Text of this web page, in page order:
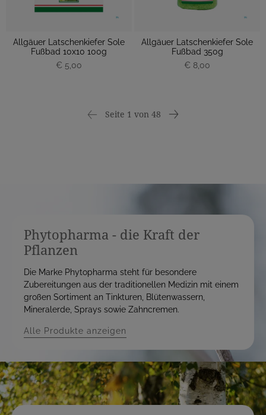
Allgäuer Latschenkiefer Sole
Fußbad 10x10 100g
€ 5,00
Allgäuer Latschenkiefer Sole
Fußbad 350g
€ 8,00
Seite 1 von 48
Phytopharma - die Kraft der
Pflanzen
Die Marke Phytopharma steht für besondere
Zubereitungen aus der traditionellen Medizin mit einem
großen Sortiment an Tinkturen, Blütenwassern,
Mineralerde, Sprays sowie Zahncremen.
Alle Produkte anzeigen